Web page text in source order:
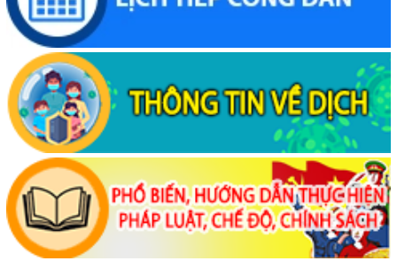
Vương và bà Nguyễn Thị Liễu đang sử dụng đất tại phường Buôn
Hồ, tỉnh Đắk Lắk
(20/07/2026, 00:00)
Thông báo về việc niêm yết, công khai hồ sơ cấp giấy chứng nhận
quyền sử dụng đất lần đầu 02 hồ sơ của các cá nhân đang sử dụng
đất tại Phường Buôn Hồ, tỉnh Đắk Lắk
(06/08/2026, 00:00)
Thông báo về việc niêm yết, công khai hồ sơ mất Giấy chứng nhận
quyền sử dụng đất mang tên bà Nguyễn Thị Hạnh. Thường trú tại:
Phường Buôn Hồ, tỉnh Đắk Lắk
(06/08/2026, 00:00)